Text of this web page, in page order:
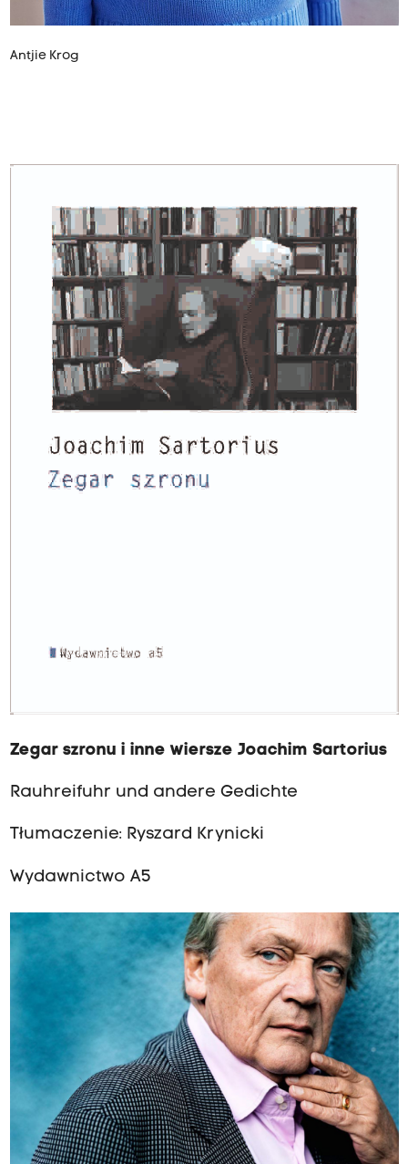
Antjie Krog
Zegar szronu i inne wiersze Joachim Sartorius
Rauhreifuhr und andere Gedichte
Tłumaczenie: Ryszard Krynicki
Wydawnictwo A5